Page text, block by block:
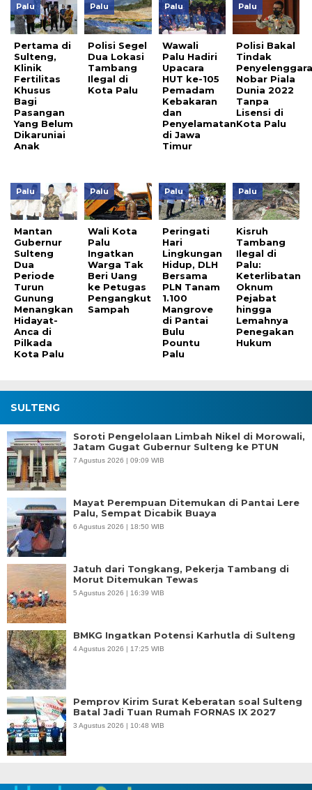
Palu
Pertama di
Sulteng,
Klinik
Fertilitas
Khusus
Bagi
Pasangan
Yang Belum
Dikaruniai
Anak
Palu
Polisi Segel
Dua Lokasi
Tambang
Ilegal di
Kota Palu
Palu
Wawali
Palu Hadiri
Upacara
HUT ke-105
Pemadam
Kebakaran
dan
Penyelamatan
di Jawa
Timur
Palu
Polisi Bakal
Tindak
Nobar Piala
Dunia 2022
Tanpa
Lisensi di
Kota Palu
Palu
Mantan
Gubernur
Sulteng
Dua
Periode
Turun
Gunung
Menangkan
Hidayat-
Anca di
Pilkada
Kota Palu
Palu
Wali Kota
Palu
Ingatkan
Warga Tak
Beri Uang
ke Petugas
Pengangkut
Sampah
Palu
Peringati
Hari
Lingkungan
Hidup, DLH
Bersama
PLN Tanam
1.100
Mangrove
di Pantai
Bulu
Pountu
Palu
Palu
Kisruh
Tambang
Ilegal di
Palu:
Keterlibatan
Oknum
Pejabat
hingga
Lemahnya
Penegakan
Hukum
SULTENG
Soroti Pengelolaan Limbah Nikel di Morowali,
Jatam Gugat Gubernur Sulteng ke PTUN
7 Agustus 2026 | 09:09 WIB
Mayat Perempuan Ditemukan di Pantai Lere
Palu, Sempat Dicabik Buaya
6 Agustus 2026 | 18:50 WIB
Jatuh dari Tongkang, Pekerja Tambang di
Morut Ditemukan Tewas
5 Agustus 2026 | 16:39 WIB
BMKG Ingatkan Potensi Karhutla di Sulteng
4 Agustus 2026 | 17:25 WIB
Pemprov Kirim Surat Keberatan soal Sulteng
Batal Jadi Tuan Rumah FORNAS IX 2027
3 Agustus 2026 | 10:48 WIB